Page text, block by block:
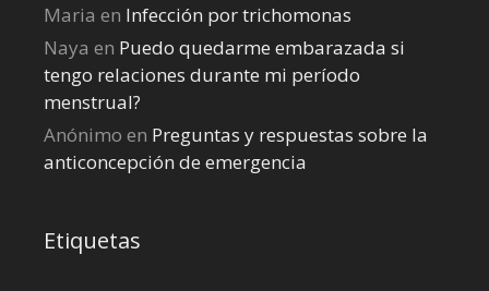
Maria en Infección por trichomonas
Naya en Puedo quedarme embarazada si
tengo relaciones durante mi perí­odo
menstrual?
Anónimo en Preguntas y respuestas sobre la
anticoncepción de emergencia
Etiquetas